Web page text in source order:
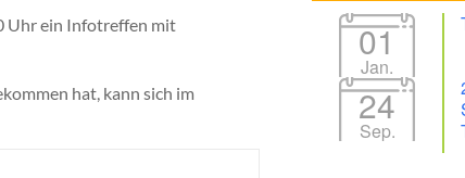
Uhr ein Infotreffen mit
hat, kann sich im
01
Jan.
24
Sep.